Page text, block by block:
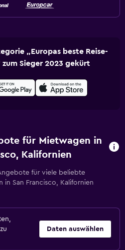
„Europas beste Reise-
zum Sieger 2023 gekürt
für Mietwagen in
Kalifornien
für viele beliebte
in San Francisco, Kalifornien
Daten auswählen